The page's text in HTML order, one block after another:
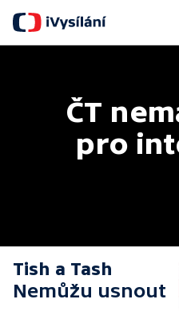
ČT
pro
Tish a Tash
Nemůžu usnout